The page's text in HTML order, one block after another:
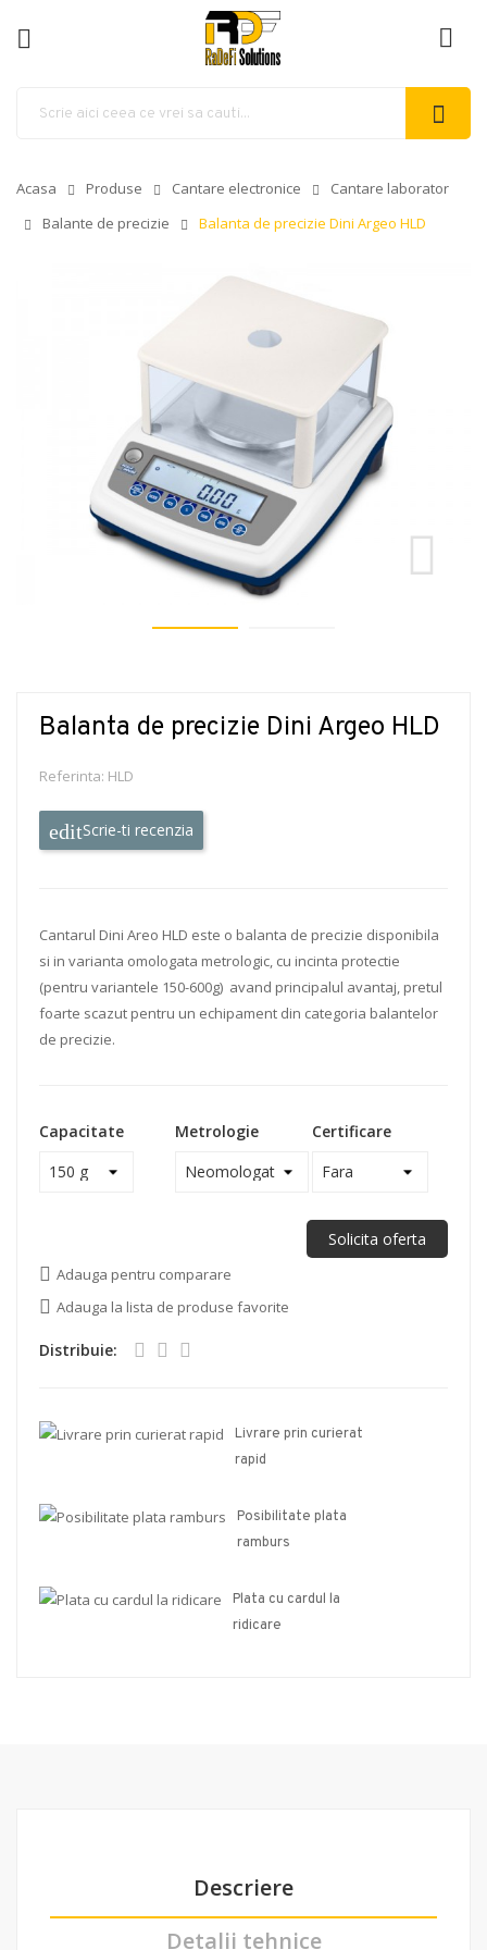
Acasa Produse Cantare electronice
Cantare laborator
Balante de precizie
Balanta de precizie Dini Argeo HLD
Balanta de precizie Dini Argeo HLD
Referinta: HLD
Scrie-ti recenzia
Cantarul Dini Areo HLD este o balanta de precizie disponibila
si in varianta omologata metrologic, cu incinta protectie
(pentru variantele 150-600g) avand principalul avantaj, pretul
foarte scazut pentru un echipament din categoria balantelor
de precizie.
Capacitate Metrologie Certificare
Solicita oferta
Adauga pentru comparare
Adauga la lista de produse favorite
Distribuie:
Livrare prin curierat
rapid
Posibilitate plata
ramburs
Plata cu cardul la
ridicare
Descriere
Detalii tehnice